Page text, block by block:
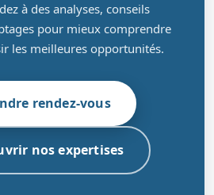
à des analyses, conseils
pour mieux comprendre
les meilleures opportunités.
rendez-vous
nos expertises